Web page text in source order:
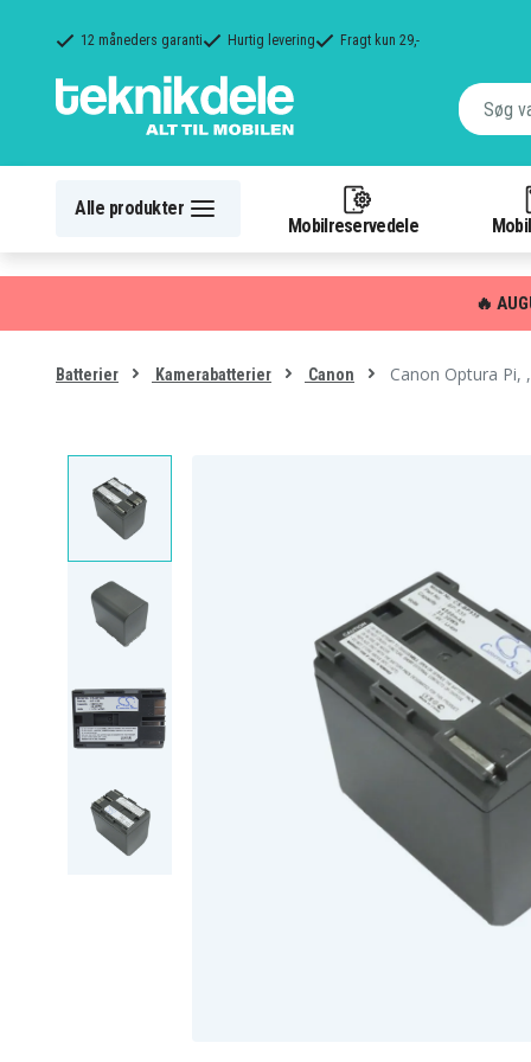
12 måneders garanti Hurtig levering Fragt kun 29,-
Alle produkter
Mobilreservedele
🔥
Batterier Kamerabatterier Canon Canon Optura Pi,